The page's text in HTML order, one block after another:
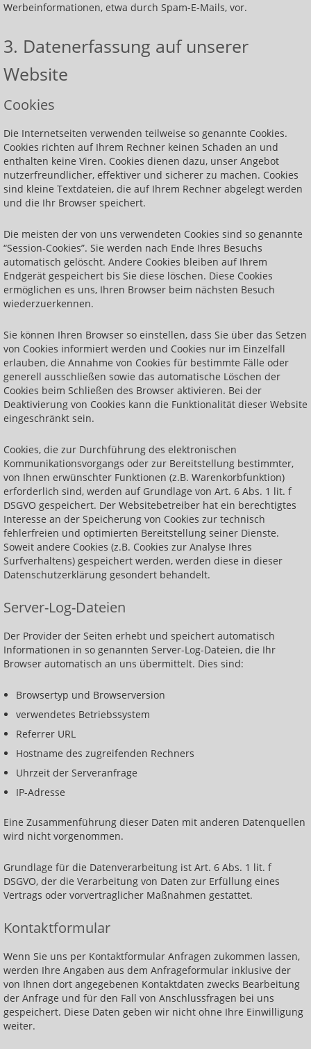
Werbeinformationen, etwa durch Spam-E-Mails, vor.
3. Datenerfassung auf unserer
Website
Cookies
Die Internetseiten verwenden teilweise so genannte Cookies.
Cookies richten auf Ihrem Rechner keinen Schaden an und
enthalten keine Viren. Cookies dienen dazu, unser Angebot
nutzerfreundlicher, effektiver und sicherer zu machen. Cookies
sind kleine Textdateien, die auf Ihrem Rechner abgelegt werden
und die Ihr Browser speichert.
Die meisten der von uns verwendeten Cookies sind so genannte
“Session-Cookies”. Sie werden nach Ende Ihres Besuchs
automatisch gelöscht. Andere Cookies bleiben auf Ihrem
Endgerät gespeichert bis Sie diese löschen. Diese Cookies
ermöglichen es uns, Ihren Browser beim nächsten Besuch
wiederzuerkennen.
Sie können Ihren Browser so einstellen, dass Sie über das Setzen
von Cookies informiert werden und Cookies nur im Einzelfall
erlauben, die Annahme von Cookies für bestimmte Fälle oder
generell ausschließen sowie das automatische Löschen der
Cookies beim Schließen des Browser aktivieren. Bei der
Deaktivierung von Cookies kann die Funktionalität dieser Website
eingeschränkt sein.
Cookies, die zur Durchführung des elektronischen
Kommunikationsvorgangs oder zur Bereitstellung bestimmter,
von Ihnen erwünschter Funktionen (z.B. Warenkorbfunktion)
erforderlich sind, werden auf Grundlage von Art. 6 Abs. 1 lit. f
DSGVO gespeichert. Der Websitebetreiber hat ein berechtigtes
Interesse an der Speicherung von Cookies zur technisch
fehlerfreien und optimierten Bereitstellung seiner Dienste.
Soweit andere Cookies (z.B. Cookies zur Analyse Ihres
Surfverhaltens) gespeichert werden, werden diese in dieser
Datenschutzerklärung gesondert behandelt.
Server-Log-Dateien
Der Provider der Seiten erhebt und speichert automatisch
Informationen in so genannten Server-Log-Dateien, die Ihr
Browser automatisch an uns übermittelt. Dies sind:
Browsertyp und Browserversion
verwendetes Betriebssystem
Referrer URL
Hostname des zugreifenden Rechners
Uhrzeit der Serveranfrage
IP-Adresse
Eine Zusammenführung dieser Daten mit anderen Datenquellen
wird nicht vorgenommen.
Grundlage für die Datenverarbeitung ist Art. 6 Abs. 1 lit. f
DSGVO, der die Verarbeitung von Daten zur Erfüllung eines
Vertrags oder vorvertraglicher Maßnahmen gestattet.
Kontaktformular
Wenn Sie uns per Kontaktformular Anfragen zukommen lassen,
werden Ihre Angaben aus dem Anfrageformular inklusive der
von Ihnen dort angegebenen Kontaktdaten zwecks Bearbeitung
der Anfrage und für den Fall von Anschlussfragen bei uns
gespeichert. Diese Daten geben wir nicht ohne Ihre Einwilligung
weiter.